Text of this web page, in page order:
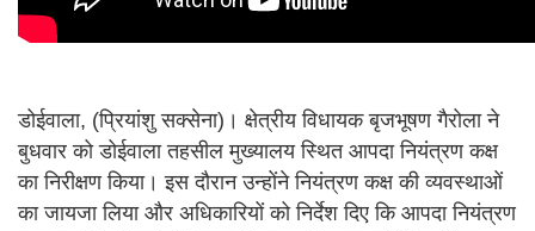
डोईवाला, (प्रियांशु सक्सेना)। क्षेत्रीय विधायक बृजभूषण गैरोला ने
बुधवार को डोईवाला तहसील मुख्यालय स्थित आपदा नियंत्रण कक्ष
का निरीक्षण किया। इस दौरान उन्होंने नियंत्रण कक्ष की व्यवस्थाओं
का जायजा लिया और अधिकारियों को निर्देश दिए कि आपदा नियंत्रण